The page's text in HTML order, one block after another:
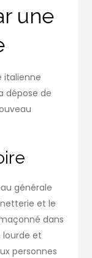
une
italienne
dépose de
générale
et le
dans
lourde et
personnes